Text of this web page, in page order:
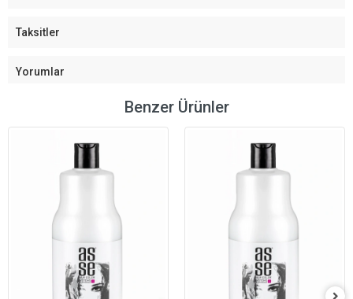
Taksitler
Yorumlar
Benzer Ürünler